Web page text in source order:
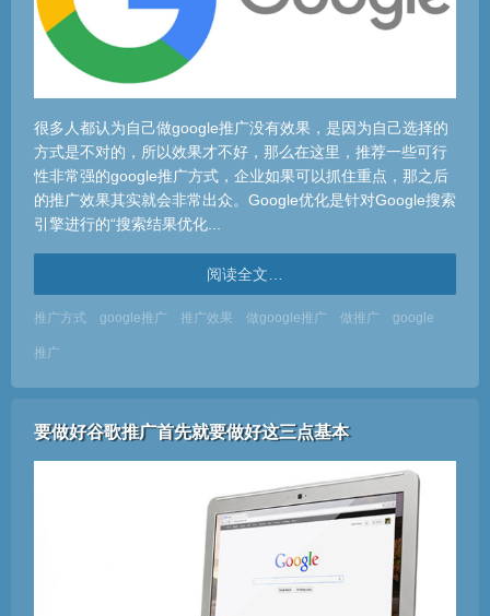
很多人都认为自己做google推广没有效果，是因为自己选择的
方式是不对的，所以效果才不好，那么在这里，推荐一些可行
性非常强的google推广方式，企业如果可以抓住重点，那之后
的推广效果其实就会非常出众。Google优化是针对Google搜索
引擎进行的“搜索结果优化...
阅读全文…
推广方式 google推广 推广效果 做google推广 做推广 google
推广
要做好谷歌推广首先就要做好这三点基本